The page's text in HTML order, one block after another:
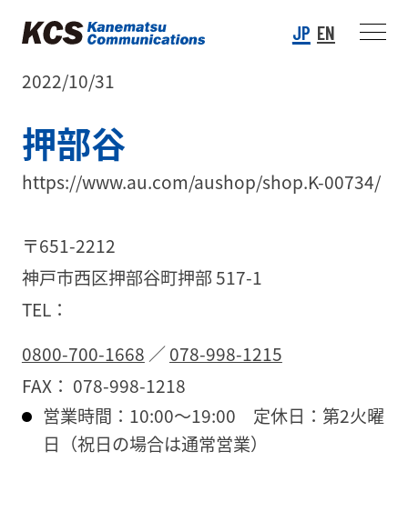
JP EN
2022/10/31
押部谷
https://www.au.com/aushop/shop.K-00734/
〒651-2212
神戸市西区押部谷町押部 517-1
TEL：
0800-700-1668 ／078-998-1215
FAX： 078-998-1218
営業時間：10:00～19:00 定休日：第2火曜
日（祝日の場合は通常営業）